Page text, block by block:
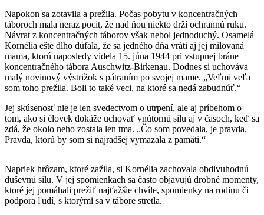
Napokon sa zotavila a prežila. Počas pobytu v koncentračných
táboroch mala neraz pocit, že nad ňou niekto drží ochrannú ruku.
Návrat z koncentračných táborov však nebol jednoduchý. Osamelá
Kornélia ešte dlho dúfala, že sa jedného dňa vráti aj jej milovaná
mama, ktorú naposledy videla 15. júna 1944 pri vstupnej bráne
koncentračného tábora Auschwitz-Birkenau. Dodnes si uchováva
malý novinový výstrižok s pátraním po svojej mame. „Veľmi veľa
som toho prežila. Boli to také veci, na ktoré sa nedá zabudnúť.“
Jej skúsenosť nie je len svedectvom o utrpení, ale aj príbehom o
tom, ako si človek dokáže uchovať vnútornú silu aj v časoch, keď sa
zdá, že okolo neho zostala len tma. „Čo som povedala, je pravda.
Pravda, ktorú by som si najradšej vymazala z pamäti.“
Napriek hrôzam, ktoré zažila, si Kornélia zachovala obdivuhodnú
duševnú silu. V jej spomienkach sa často objavujú drobné momenty,
ktoré jej pomáhali prežiť najťažšie chvíle, spomienky na rodinu či
podpora ľudí, s ktorými sa v tábore stretla.